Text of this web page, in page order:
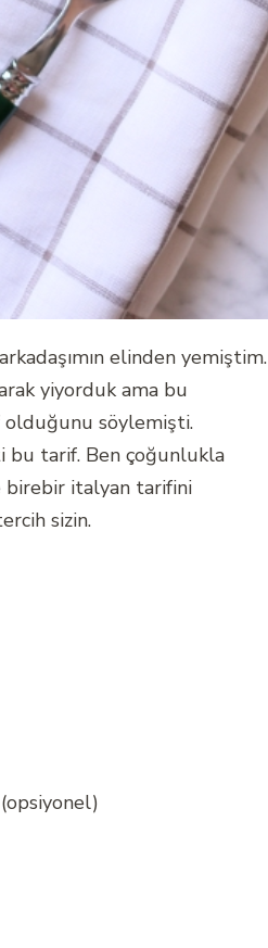
elinden yemiştim.
yiyorduk ama bu
olduğunu söylemişti.
bu tarif. Ben çoğunlukla
birebir italyan tarifini
sizin.